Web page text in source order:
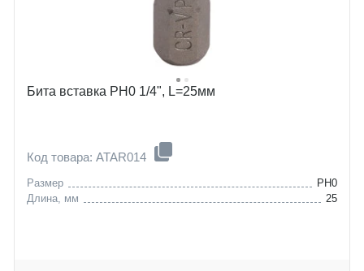
Бита вставка PH0 1/4", L=25мм
Код товара: ATAR014
Размер
PH0
Длина, мм
25